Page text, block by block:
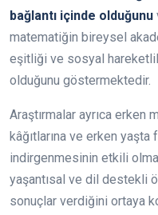
bağlantı içinde olduğunu
matematiğin bireysel
eşitliği ve sosyal
olduğunu göstermektedir.
Araştırmalar ayrıca erken
kâğıtlarına ve erken
indirgenmesinin etkili
yaşantısal ve dil destekli
sonuçlar verdiğini ortaya